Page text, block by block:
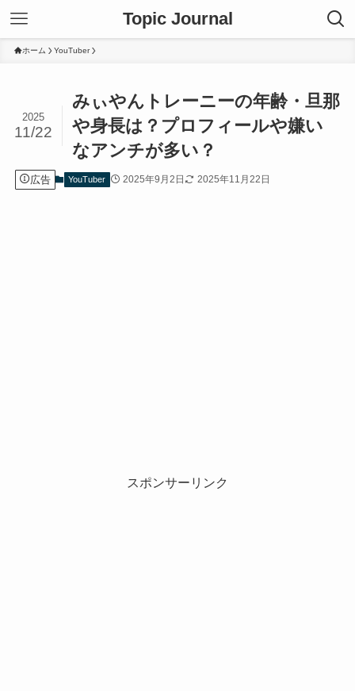
Topic Journal
ホーム YouTuber
みぃやんトレーニーの年齢・旦那
や身長は？プロフィールや嫌い
なアンチが多い？
2025
11/22
広告 YouTuber 2025年9月2日 2025年11月22日
スポンサーリンク